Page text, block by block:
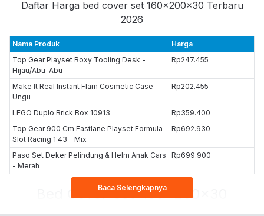
Daftar Harga bed cover set 160x200x30 Terbaru
2026
Nama Produk
Harga
Top Gear Playset Boxy Tooling Desk -
Hijau/Abu-Abu
Rp247.455
Make It Real Instant Flam Cosmetic Case -
Ungu
Rp202.455
LEGO Duplo Brick Box 10913
Rp359.400
Top Gear 900 Cm Fastlane Playset Formula
Slot Racing 1:43 - Mix
Rp692.930
Paso Set Deker Pelindung & Helm Anak Cars
- Merah
Rp699.900
Bed Cover-set-160x200x30
Baca Selengkapnya